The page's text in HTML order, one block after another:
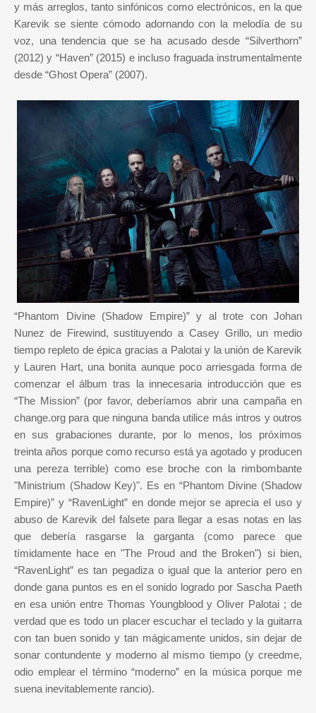
y más arreglos, tanto sinfónicos como electrónicos, en la que
Karevik se siente cómodo adornando con la melodía de su
voz, una tendencia que se ha acusado desde “Silverthorn”
(2012) y “Haven” (2015) e incluso fraguada instrumentalmente
desde “Ghost Opera” (2007).
“Phantom Divine (Shadow Empire)” y al trote con Johan
Nunez de Firewind, sustituyendo a Casey Grillo, un medio
tiempo repleto de épica gracias a Palotai y la unión de Karevik
y Lauren Hart, una bonita aunque poco arriesgada forma de
comenzar el álbum tras la innecesaria introducción que es
“The Mission” (por favor, deberíamos abrir una campaña en
change.org para que ninguna banda utilice más intros y outros
en sus grabaciones durante, por lo menos, los próximos
treinta años porque como recurso está ya agotado y producen
una pereza terrible) como ese broche con la rimbombante
"Ministrium (Shadow Key)". Es en “Phantom Divine (Shadow
Empire)” y “RavenLight” en donde mejor se aprecia el uso y
abuso de Karevik del falsete para llegar a esas notas en las
que debería rasgarse la garganta (como parece que
tímidamente hace en "The Proud and the Broken") si bien,
“RavenLight” es tan pegadiza o igual que la anterior pero en
donde gana puntos es en el sonido logrado por Sascha Paeth
en esa unión entre Thomas Youngblood y Oliver Palotai ; de
verdad que es todo un placer escuchar el teclado y la guitarra
con tan buen sonido y tan mágicamente unidos, sin dejar de
sonar contundente y moderno al mismo tiempo (y creedme,
odio emplear el término “moderno” en la música porque me
suena inevitablemente rancio).